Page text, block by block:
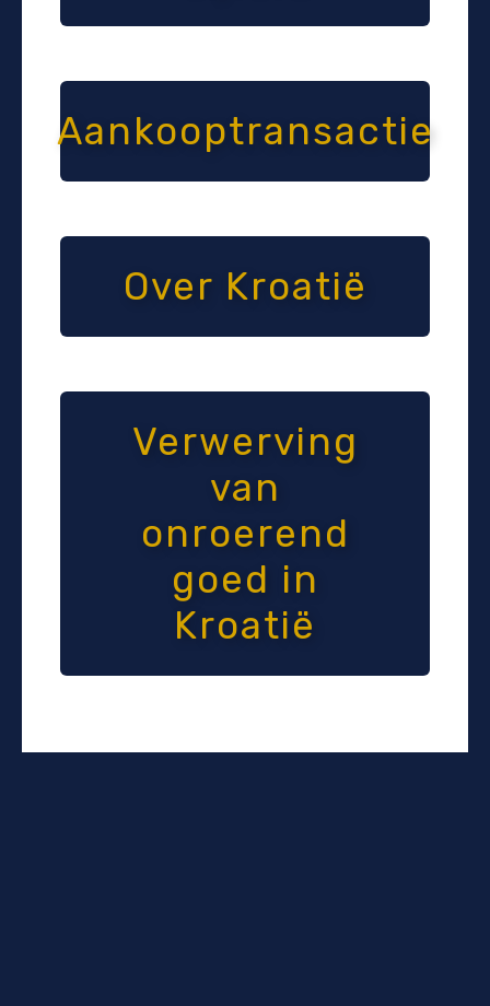
Aankooptransactie
Over Kroatië
Verwerving
van
onroerend
goed in
Kroatië